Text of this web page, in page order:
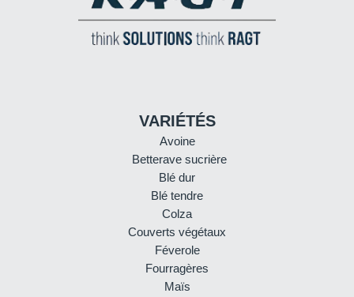
VARIÉTÉS
Avoine
Betterave sucrière
Blé dur
Blé tendre
Colza
Couverts végétaux
Féverole
Fourragères
Maïs